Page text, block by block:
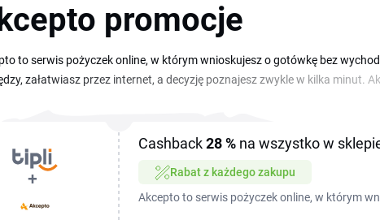
promocje
to serwis pożyczek online, w którym wnioskujesz o gotówkę bez
załatwiasz przez internet, a decyzję poznajesz zwykle w kilka minut.
Dzięki temu poznasz swoje warunki od razu, bez dodatkowych
Cashback28 % na wszystko w
Rabat z każdego zakupu
Akcepto to serwis pożyczek online, w którym